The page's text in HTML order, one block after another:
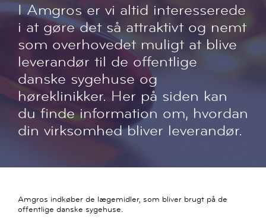
I Amgros er vi altid interesserede
i at gøre det så attraktivt og nemt
som overhovedet muligt at blive
leverandør til de offentlige
danske sygehuse og
høreklinikker. Her på siden kan
du finde information om, hvordan
din virksomhed bliver leverandør.
Amgros indkøber de lægemidler, som bliver brugt på de
offentlige danske sygehuse.